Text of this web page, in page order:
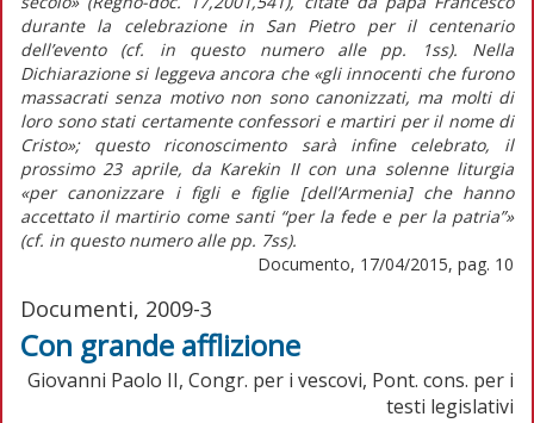
durante la celebrazione in San Pietro per il centenario
dell’evento (cf. in questo numero alle pp. 1ss). Nella
Dichiarazione si leggeva ancora che «gli innocenti che furono
massacrati senza motivo non sono canonizzati, ma molti di
loro sono stati certamente confessori e martiri per il nome di
Cristo»; questo riconoscimento sarà infine celebrato, il
prossimo 23 aprile, da Karekin II con una solenne liturgia
«per canonizzare i figli e figlie [dell’Armenia] che hanno
accettato il martirio come santi “per la fede e per la patria”»
(cf. in questo numero alle pp. 7ss).
Documento, 17/04/2015, pag. 10
Documenti, 2009-3
Con grande afflizione
Giovanni Paolo II, Congr. per i vescovi, Pont. cons. per i
testi legislativi